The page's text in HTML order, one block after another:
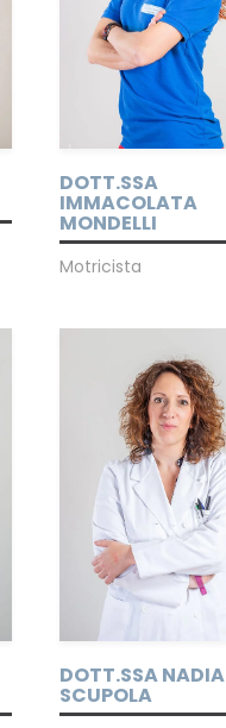
DOTT.SSA
IMMACOLATA
MONDELLI
Motricista
DOTT.SSA NADIA
SCUPOLA